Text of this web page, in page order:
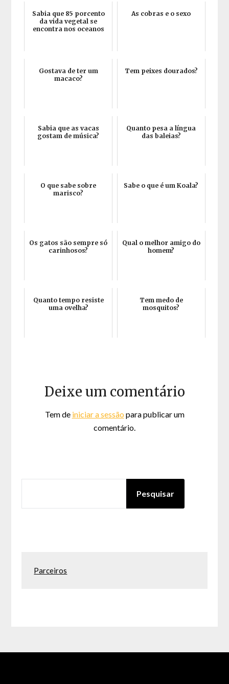
Sabia que 85 porcento
da vida vegetal se
encontra nos oceanos
As cobras e o sexo
Gostava de ter um
macaco?
Tem peixes dourados?
Sabia que as vacas
gostam de música?
Quanto pesa a língua
das baleias?
O que sabe sobre
marisco?
Sabe o que é um Koala?
Os gatos são sempre só
carinhosos?
Qual o melhor amigo do
homem?
Quanto tempo resiste
uma ovelha?
Tem medo de
mosquitos?
Deixe um comentário
Tem de iniciar a sessão para publicar um
comentário.
Pesquisar
Parceiros